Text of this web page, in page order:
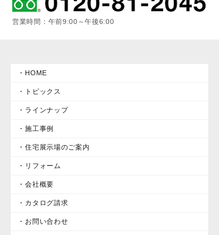
営業時間：午前9:00～午後6:00
HOME
トピックス
ラインナップ
施工事例
住宅展示場のご案内
リフォーム
会社概要
カタログ請求
お問い合わせ